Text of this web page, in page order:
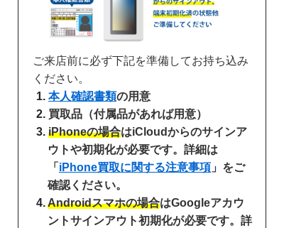
ご来店前に必ず下記を準備してお持ち込み
ください。
本人確認書類の用意
買取品（付属品があれば用意）
iPhoneの場合はiCloudからのサインア
ウトや初期化が必要です。詳細は
「 iPhone買取に関する注意事項 」をご
確認ください。
Androidスマホの場合はGoogleアカウ
ントサインアウト初期化が必要です。詳